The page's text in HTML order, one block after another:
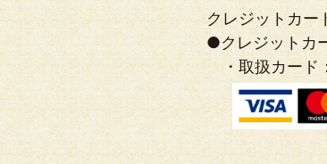
クレジットカー
●クレジットカ
・取扱カード